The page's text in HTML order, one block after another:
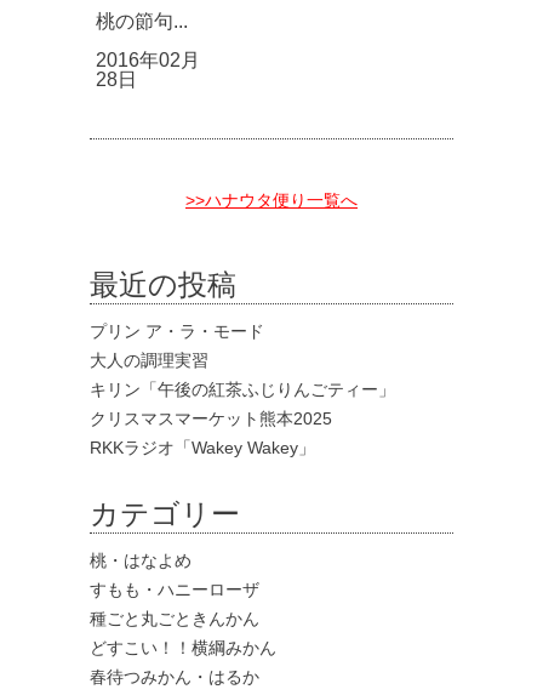
桃の節句...
2016年02月
28日
>>ハナウタ便り一覧へ
最近の投稿
プリン ア・ラ・モード
大人の調理実習
キリン「午後の紅茶ふじりんごティー」
クリスマスマーケット熊本2025
RKKラジオ「Wakey Wakey」
カテゴリー
桃・はなよめ
すもも・ハニーローザ
種ごと丸ごときんかん
どすこい！！横綱みかん
春待つみかん・はるか